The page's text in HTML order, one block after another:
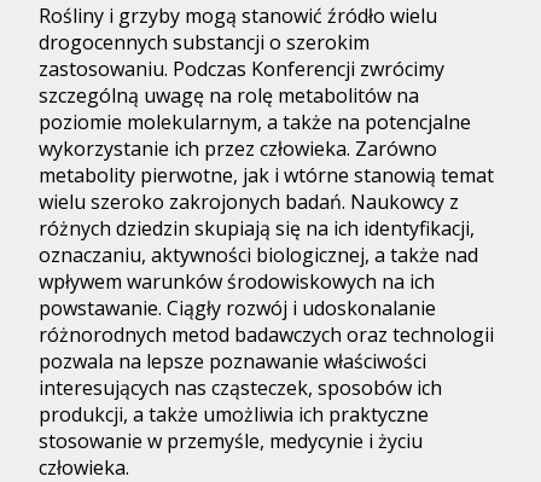
Rośliny i grzyby mogą stanowić źródło wielu
drogocennych substancji o szerokim
zastosowaniu. Podczas Konferencji zwrócimy
szczególną uwagę na rolę metabolitów na
poziomie molekularnym, a także na potencjalne
wykorzystanie ich przez człowieka. Zarówno
metabolity pierwotne, jak i wtórne stanowią temat
wielu szeroko zakrojonych badań. Naukowcy z
różnych dziedzin skupiają się na ich identyfikacji,
oznaczaniu, aktywności biologicznej, a także nad
wpływem warunków środowiskowych na ich
powstawanie. Ciągły rozwój i udoskonalanie
różnorodnych metod badawczych oraz technologii
pozwala na lepsze poznawanie właściwości
interesujących nas cząsteczek, sposobów ich
produkcji, a także umożliwia ich praktyczne
stosowanie w przemyśle, medycynie i życiu
człowieka.